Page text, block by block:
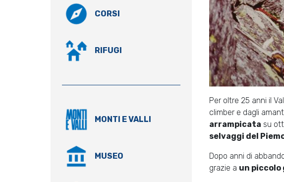
CORSI
RIFUGI
MONTI E VALLI
MUSEO
Per oltre 25 anni il
climber e dagli
arrampicata su
selvaggi del
Dopo anni di
grazie a un piccolo